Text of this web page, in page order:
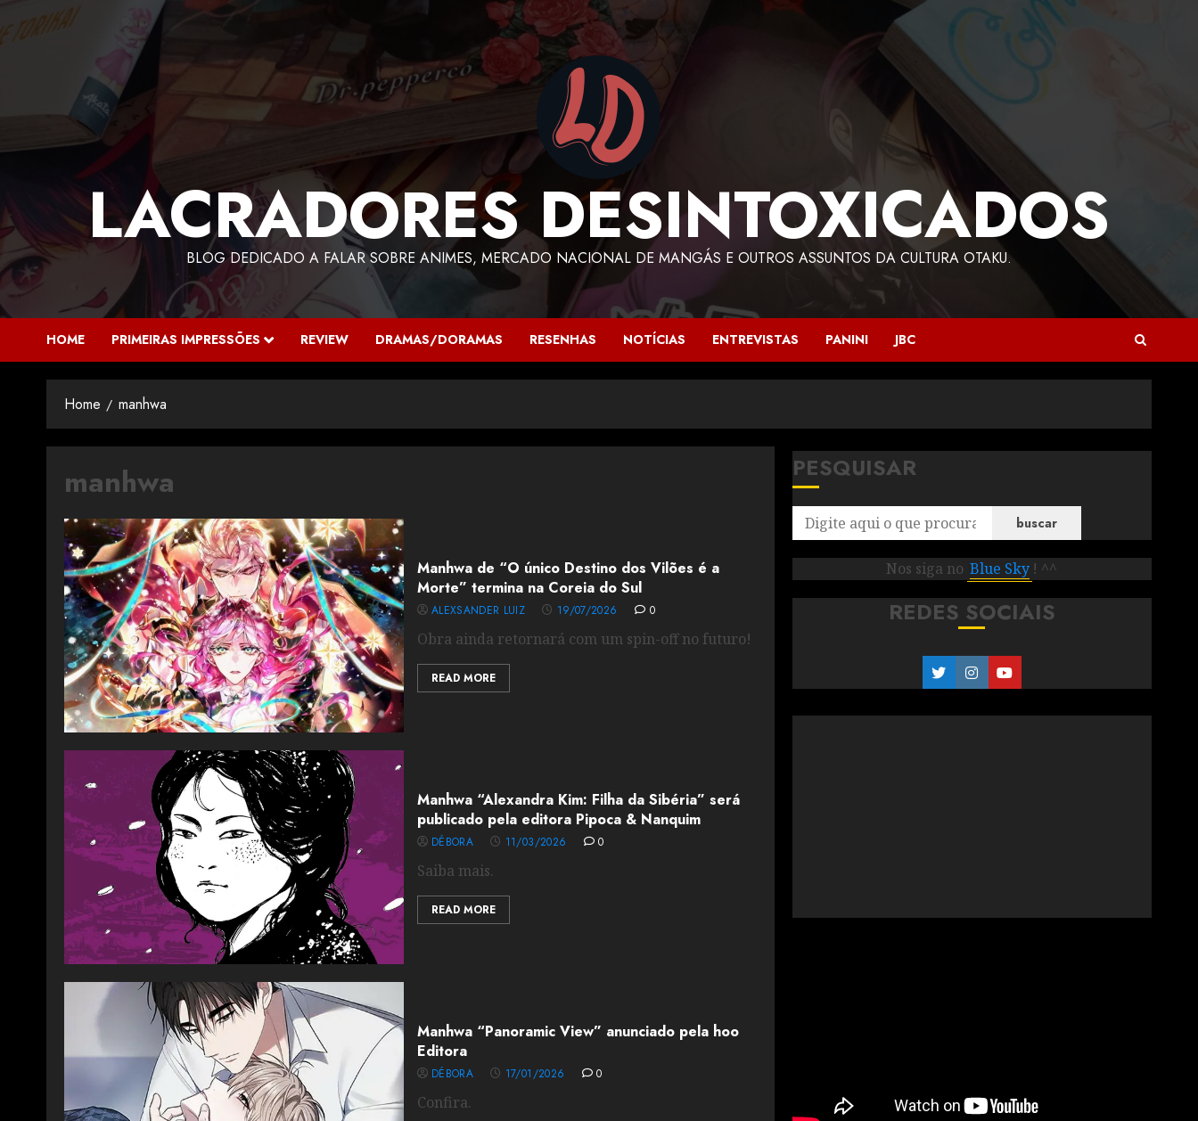
LACRADORES DESINTOXICADOS
BLOG DEDICADO A FALAR SOBRE ANIMES, MERCADO NACIONAL DE MANGÁS E OUTROS ASSUNTOS DA CULTURA OTAKU.
HOME PRIMEIRAS IMPRESSÕES REVIEW DRAMAS/DORAMAS RESENHAS NOTÍCIAS ENTREVISTAS PANINI JBC
Home manhwa
manhwa
Manhwa de “O único Destino dos Vilões é a
Morte” termina na Coreia do Sul
ALEXSANDER LUIZ 19/07/2026 0
Obra ainda retornará com um spin-off no futuro!
READ MORE
Manhwa “Alexandra Kim: Filha da Sibéria” será
publicado pela editora Pipoca & Nanquim
DÉBORA 11/03/2026 0
Saiba mais.
READ MORE
Manhwa “Panoramic View” anunciado pela hoo
Editora
DÉBORA 17/01/2026 0
Confira.
PESQUISAR
buscar
Nos siga no Blue Sky ! ^^
REDES SOCIAIS